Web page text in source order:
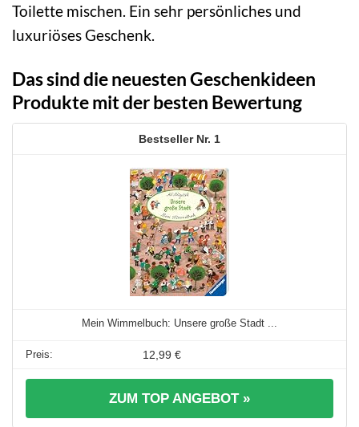
Toilette mischen. Ein sehr persönliches und
luxuriöses Geschenk.
Das sind die neuesten Geschenkideen
Produkte mit der besten Bewertung
1
Mein Wimmelbuch: Unsere große Stadt ...
12,99 €
ZUM TOP ANGEBOT »